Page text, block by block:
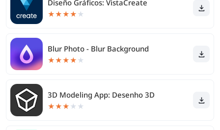
Diseño Gráficos: VistaCreate
★★★★ ★
Blur Photo - Blur Background
★★★★ ★
3D Modeling App: Desenho 3D
★★★ ★ ★